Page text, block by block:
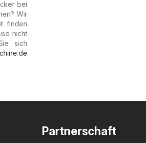
bei
Wir
finden
nicht
sich
Partnerschaft